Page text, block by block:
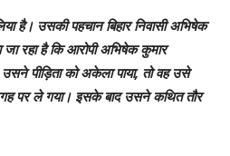
है। उसकी पहचान बिहार निवासी अभिषेक
रहा है कि आरोपी अभिषेक कुमार
पीड़िता को अकेला पाया, तो वह उसे
पर ले गया। इसके बाद उसने कथित तौर